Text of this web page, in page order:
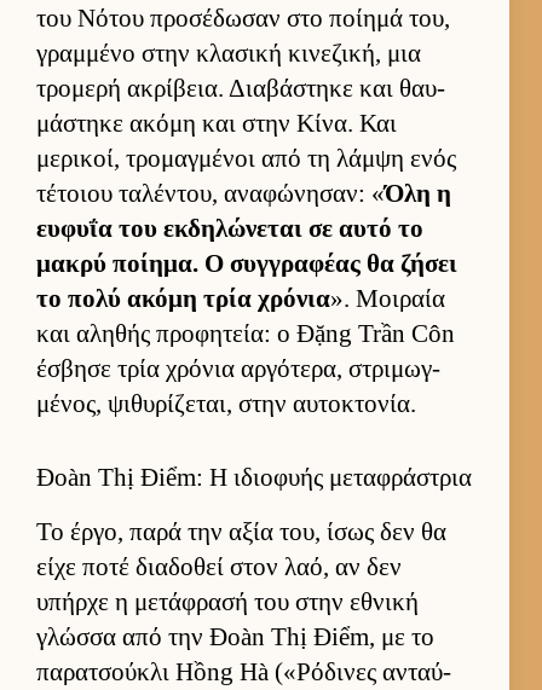
του Νότου προσέδωσαν στο ποί­ημά του,
γραμ­μένο στην κλασική κινεζική, μια
τρομερή ακρίβεια. Δια­βάστηκε και θαυ­
μάστηκε ακόμη και στην Κίνα. Και
μερικοί, τρομαγ­μένοι από τη λάμψη ενός
τέτοιου ταλέντου, αναφώνησαν: «Όλη η
ευ­φυΐα του εκ­δηλώνεται σε αυτό το
μακρύ ποί­ημα. Ο συγ­γραφέας θα ζήσει
το πολύ ακόμη τρία χρόνια». Μοι­ραία
και αληθής προφητεία: ο Đặng Trần Côn
έσβησε τρία χρόνια αρ­γότερα, στριμωγ­
μένος, ψιθυρίζεται, στην αυ­τοκτονία.
Đoàn Thị Điểm: Η ιδιοφυής μεταφράστρια
Το έρ­γο, παρά την αξία του, ίσως δεν θα
είχε ποτέ δια­δοθεί στον λαό, αν δεν
υπήρχε η μετάφρασή του στην εθνική
γλώσσα από την Đoàn Thị Điểm, με το
παρατσού­κλι Hồng Hà («Ρόδινες ανταύ­